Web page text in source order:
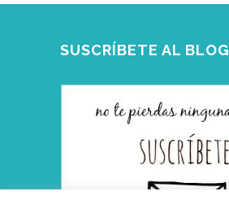
SUSCRÍBETE AL BLOG